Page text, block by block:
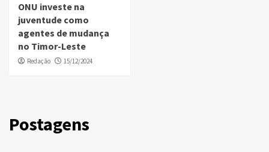
ONU investe na
juventude como
agentes de mudança
no Timor-Leste
Redação 15/12/2024
Postagens